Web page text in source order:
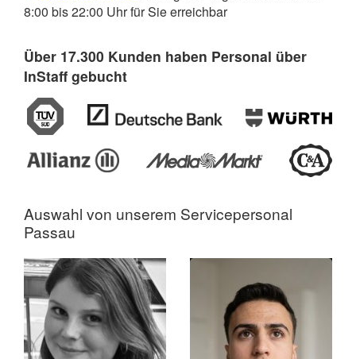
8:00 bis 22:00 Uhr für Sie erreichbar
Über 17.300 Kunden haben Personal über
InStaff gebucht
Auswahl von unserem Servicepersonal
Passau